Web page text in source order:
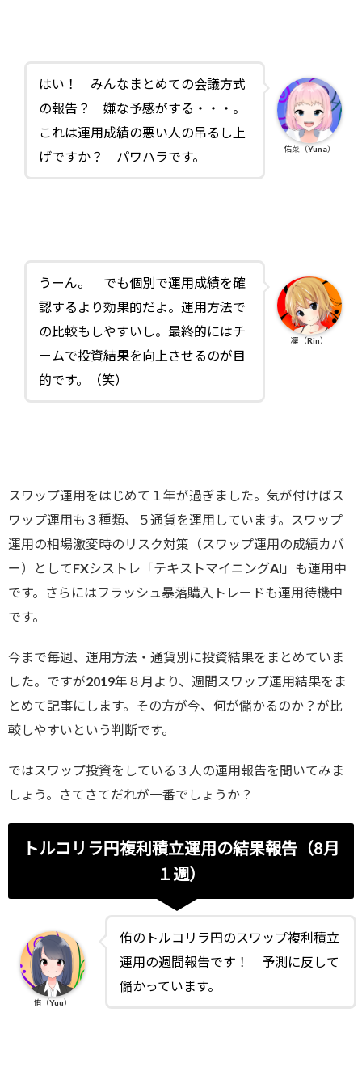
はい！ みんなまとめての会議方式
の報告？ 嫌な予感がする・・・。
これは運用成績の悪い人の吊るし上
げですか？ パワハラです。
佑菜（Yuna）
うーん。 でも個別で運用成績を確
認するより効果的だよ。運用方法で
の比較もしやすいし。最終的にはチ
ームで投資結果を向上させるのが目
的です。（笑）
凜（Rin）
スワップ運用をはじめて１年が過ぎました。気が付けばス
ワップ運用も３種類、５通貨を運用しています。スワップ
運用の相場激変時のリスク対策（スワップ運用の成績カバ
ー）としてFXシストレ「テキストマイニングAI」も運用中
です。さらにはフラッシュ暴落購入トレードも運用待機中
です。
今まで毎週、運用方法・通貨別に投資結果をまとめていま
した。ですが2019年８月より、週間スワップ運用結果をま
とめて記事にします。その方が今、何が儲かるのか？が比
較しやすいという判断です。
ではスワップ投資をしている３人の運用報告を聞いてみま
しょう。さてさてだれが一番でしょうか？
トルコリラ円複利積立運用の結果報告（8月
１週）
侑のトルコリラ円のスワップ複利積立
運用の週間報告です！ 予測に反して
儲かっています。
侑（Yuu）